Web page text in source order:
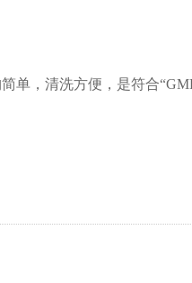
单，清洗方便，是符合